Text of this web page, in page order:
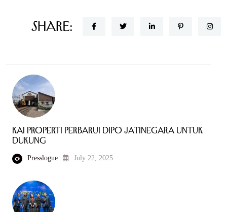
Share:
KAI Properti Perbarui Dipo Jatinegara untuk
Dukung
Presslogue July 22, 2025